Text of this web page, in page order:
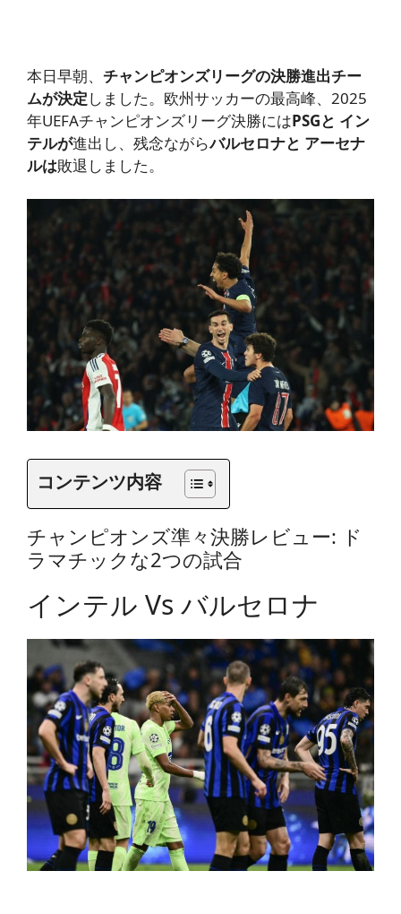
本日早朝、 チャンピオンズリーグの決勝進出チー
ムが決定しました。欧州サッカーの最高峰、2025
年UEFAチャンピオンズリーグ決勝にはPSGと イン
テルが進出し、残念ながらバルセロナと アーセナ
ルは敗退しました。
コンテンツ内容
チャンピオンズ準々決勝レビュー: ド
ラマチックな2つの試合
インテル Vs バルセロナ